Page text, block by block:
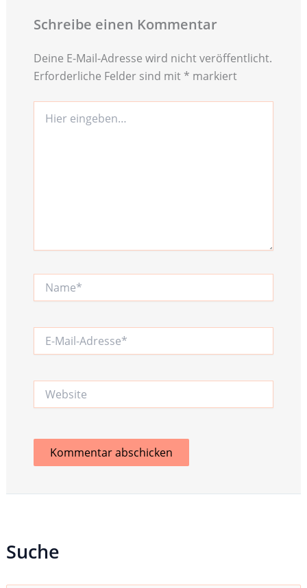
Schreibe einen Kommentar
Deine E-Mail-Adresse wird nicht veröffentlicht.
Erforderliche Felder sind mit * markiert
eingeben…
Mail-
Website
Suche